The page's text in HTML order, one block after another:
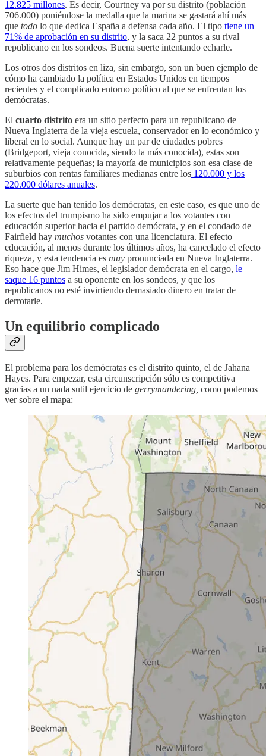
12.825 millones. Es decir, Courtney va por su distrito (población
706.000) poniéndose la medalla que la marina se gastará ahí más
que todo lo que dedica España a defensa cada año. El tipo tiene un
71% de aprobación en su distrito, y la saca 22 puntos a su rival
republicano en los sondeos. Buena suerte intentando echarle.
Los otros dos distritos en liza, sin embargo, son un buen ejemplo de
cómo ha cambiado la política en Estados Unidos en tiempos
recientes y el complicado entorno político al que se enfrentan los
demócratas.
El cuarto distrito era un sitio perfecto para un republicano de
Nueva Inglaterra de la vieja escuela, conservador en lo económico y
liberal en lo social. Aunque hay un par de ciudades pobres
(Bridgeport, vieja conocida, siendo la más conocida), estas son
relativamente pequeñas; la mayoría de municipios son esa clase de
suburbios con rentas familiares medianas entre los 120.000 y los
220.000 dólares anuales.
La suerte que han tenido los demócratas, en este caso, es que uno de
los efectos del trumpismo ha sido empujar a los votantes con
educación superior hacia el partido demócrata, y en el condado de
Fairfield hay muchos votantes con una licenciatura. El efecto
educación, al menos durante los últimos años, ha cancelado el efecto
riqueza, y esta tendencia es muy pronunciada en Nueva Inglaterra.
Eso hace que Jim Himes, el legislador demócrata en el cargo, le
saque 16 puntos a su oponente en los sondeos, y que los
republicanos no esté invirtiendo demasiado dinero en tratar de
derrotarle.
Un equilibrio complicado
El problema para los demócratas es el distrito quinto, el de Jahana
Hayes. Para empezar, esta circunscripción sólo es competitiva
gracias a un nada sutil ejercicio de gerrymandering, como podemos
ver sobre el mapa: